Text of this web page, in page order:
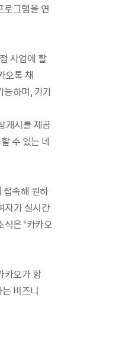
로그램을 연
사업에 활
오톡 채
능하며, 카카
캐시를 제공
수 있는 네
접속해 원하
자가 실시간
은 ‘카카오
카오가 함
비즈니